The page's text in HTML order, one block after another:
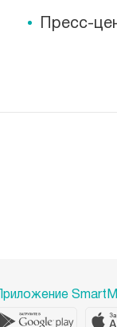
О компании
Документы
Пресс-
Приложение